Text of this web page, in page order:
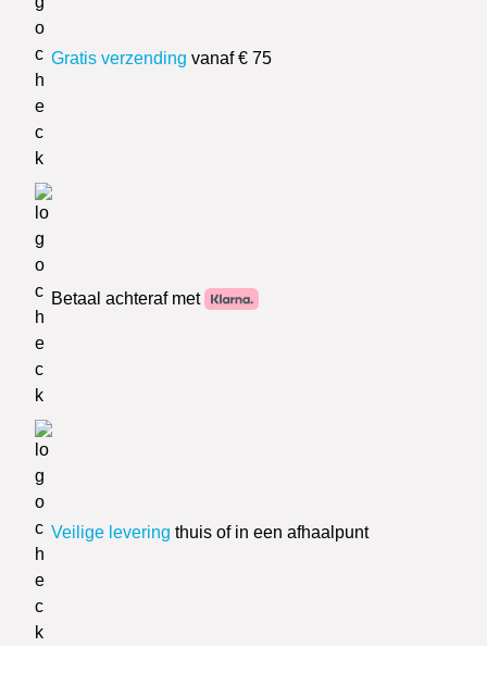
Gratis verzending vanaf € 75
Betaal achteraf met
Veilige levering thuis of in een afhaalpunt